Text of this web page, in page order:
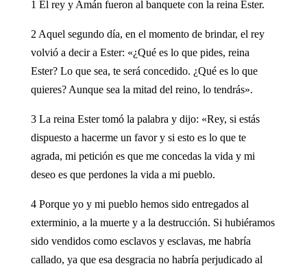
1 El rey y Amán fueron al banquete con la reina Ester.
2 Aquel segundo día, en el momento de brindar, el rey
volvió a decir a Ester: «¿Qué es lo que pides, reina
Ester? Lo que sea, te será concedido. ¿Qué es lo que
quieres? Aunque sea la mitad del reino, lo tendrás».
3 La reina Ester tomó la palabra y dijo: «Rey, si estás
dispuesto a hacerme un favor y si esto es lo que te
agrada, mi petición es que me concedas la vida y mi
deseo es que perdones la vida a mi pueblo.
4 Porque yo y mi pueblo hemos sido entregados al
exterminio, a la muerte y a la destrucción. Si hubiéramos
sido vendidos como esclavos y esclavas, me habría
callado, ya que esa desgracia no habría perjudicado al